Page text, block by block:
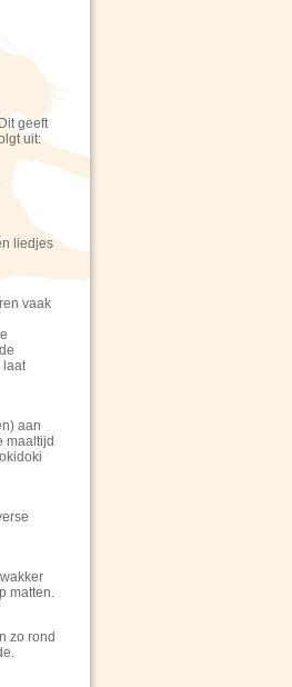
geeft
uit:
liedjes
vaak
laat
aan
maaltijd
matten.
zo rond